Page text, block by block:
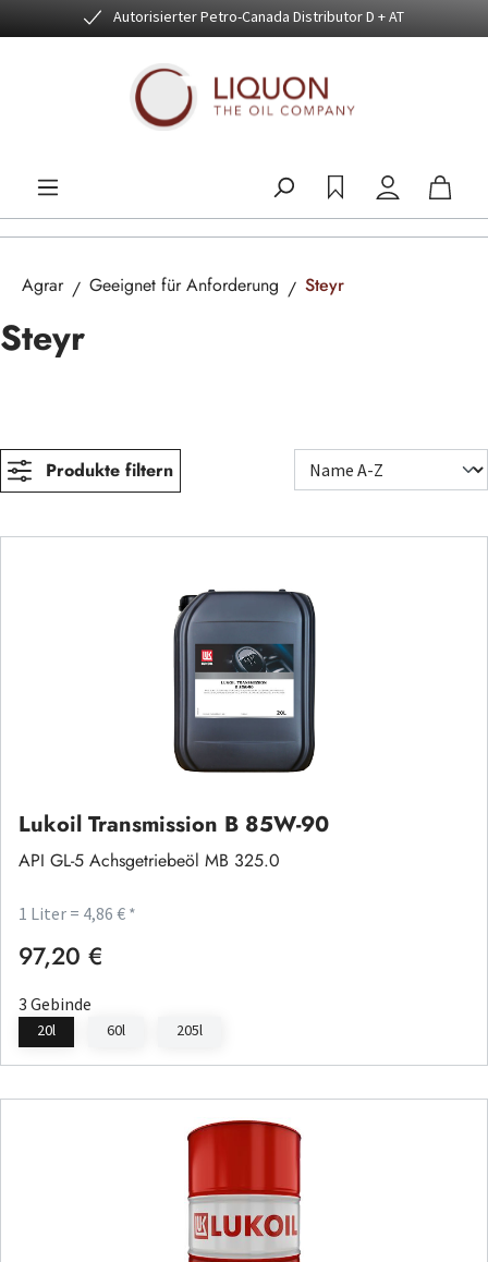
Zum Hauptinhalt springenAutorisierter Petro-Canada Distributor D + AT
Agrar Geeignet für Anforderung Steyr
Steyr
Produkte filtern
Lukoil Transmission B 85W-90
API GL-5 Achsgetriebeöl MB 325.0
1 Liter = 4,86 € *
Regulärer Preis:
97,20 €
3 Gebinde
20l 60l 205l